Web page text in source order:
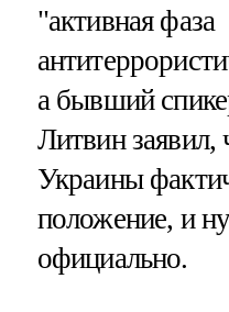
"активная фаза
а бывший
Литвин заявил,
Украины
положение, и
официально.